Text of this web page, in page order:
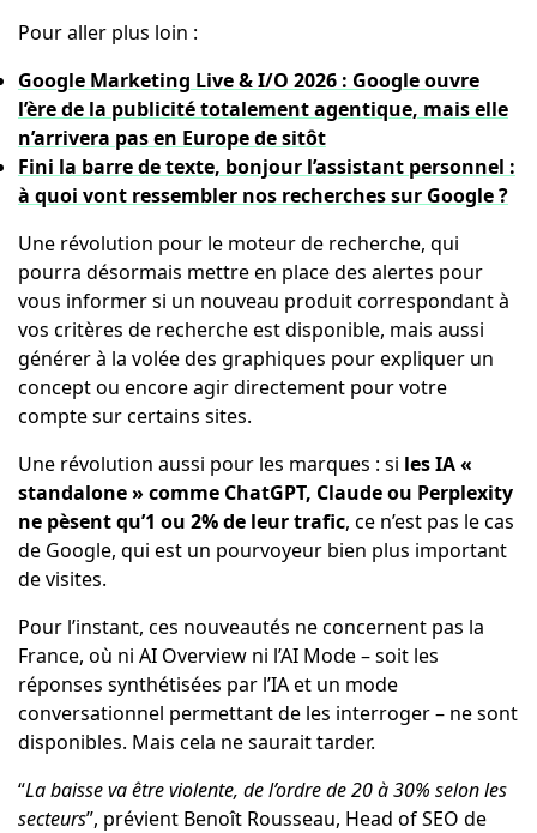
Pour aller plus loin :
Google Marketing Live & I/O 2026 : Google ouvre
l’ère de la publicité totalement agentique, mais elle
n’arrivera pas en Europe de sitôt
Fini la barre de texte, bonjour l’assistant personnel :
à quoi vont ressembler nos recherches sur Google ?
Une révolution pour le moteur de recherche, qui
pourra désormais mettre en place des alertes pour
vous informer si un nouveau produit correspondant à
vos critères de recherche est disponible, mais aussi
générer à la volée des graphiques pour expliquer un
concept ou encore agir directement pour votre
compte sur certains sites.
Une révolution aussi pour les marques : si les IA «
standalone » comme ChatGPT, Claude ou Perplexity
ne pèsent qu’1 ou 2% de leur trafic, ce n’est pas le cas
de Google, qui est un pourvoyeur bien plus important
de visites.
Pour l’instant, ces nouveautés ne concernent pas la
France, où ni AI Overview ni l’AI Mode – soit les
réponses synthétisées par l’IA et un mode
conversationnel permettant de les interroger – ne sont
disponibles. Mais cela ne saurait tarder.
“La baisse va être violente, de l’ordre de 20 à 30% selon les
secteurs”, prévient Benoît Rousseau, Head of SEO de